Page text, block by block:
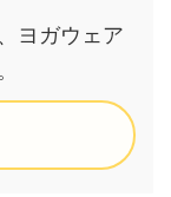
ヨガウェア